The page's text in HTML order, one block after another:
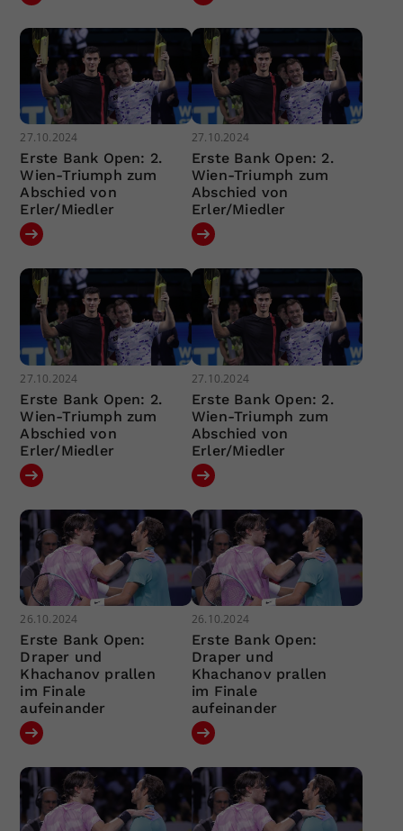
27.10.2024
Erste Bank Open: 2.
Wien-Triumph zum
Abschied von
Erler/Miedler
27.10.2024
Erste Bank Open: 2.
Wien-Triumph zum
Abschied von
Erler/Miedler
27.10.2024
Erste Bank Open: 2.
Wien-Triumph zum
Abschied von
Erler/Miedler
27.10.2024
Erste Bank Open: 2.
Wien-Triumph zum
Abschied von
Erler/Miedler
26.10.2024
Erste Bank Open:
Draper und
Khachanov prallen
im Finale
aufeinander
26.10.2024
Erste Bank Open:
Draper und
Khachanov prallen
im Finale
aufeinander